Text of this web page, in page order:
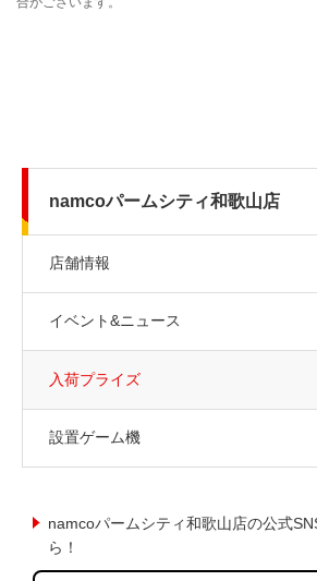
namcoパームシティ和歌山店
店舗情報
イベント&ニュース
入荷プライズ
設置ゲーム機
namcoパームシティ和歌山店の公式
ら！